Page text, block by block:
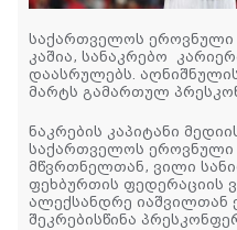
საქართველოს ეროვნული
კაშია, სანაკრებო
დაასრულებს.
მარტს გამართულ
ნაკრების კაპიტანი
საქართველოს ეროვნული
მწვრთნელთან, ვილი
ფეხბურთის ფედერაციის
ალექსანდრე იაშვილთან
შეკრებისწინა